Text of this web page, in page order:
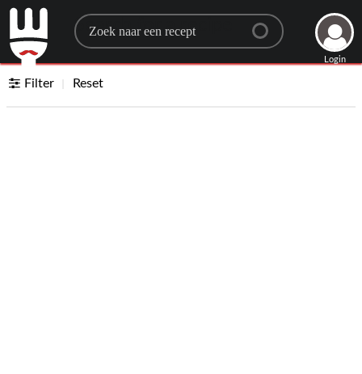
Search for a recipe
Login
Filter Reset